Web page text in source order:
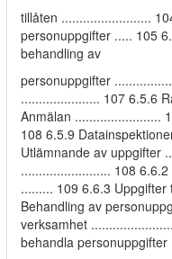
tillåten .........................
personuppgifter ..... 105
behandling av
personuppgifter
...................... 107 6.5.6
Anmälan ........................
108 6.5.9
Utlämnande av uppgifter
......................... 108
......... 109 6.6.3
Behandling av
verksamhet
behandla personuppgifter